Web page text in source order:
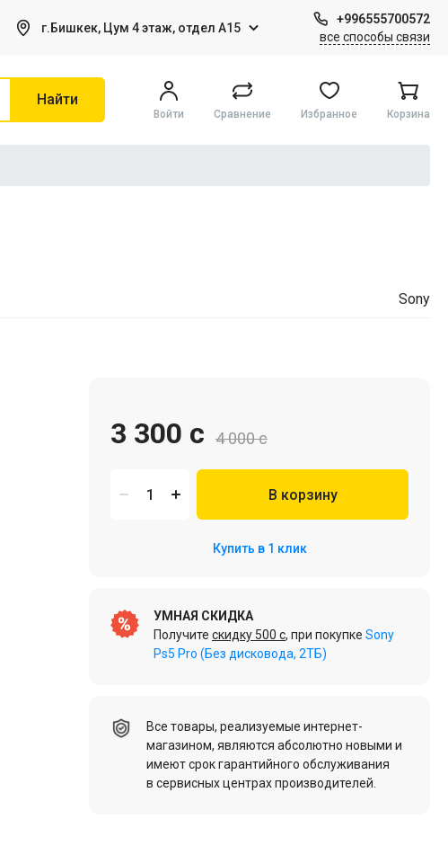
г.Бишкек, Цум 4 этаж, отдел А15
+996555700572
все способы связи
Цифровые товары (Подписки PSN, Xbox, Steam, ПК)
Найти
Войти Сравнение Избранное Корзина
Sony
4 000 c
3 300 c
В корзину
Купить в 1 клик
УМНАЯ СКИДКА
Получите скидку 500 c, при покупке Sony
Ps5 Pro (Без дисковода, 2ТБ)
Все товары, реализуемые интернет-
магазином, являются абсолютно новыми и
имеют срок гарантийного обслуживания
в сервисных центрах производителей.